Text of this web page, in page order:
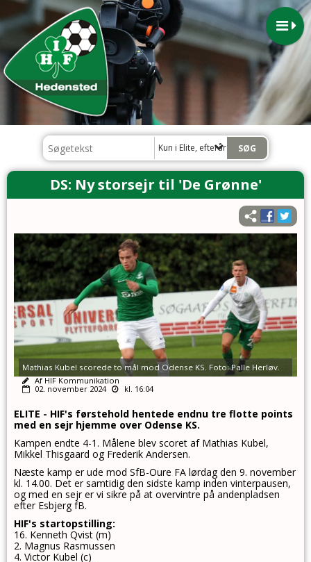
Kun i Elite, efterår 2024
DS: Ny storsejr til 'De Grønne'
Mathias Kubel scorede to mål mod Odense KS. Foto: Palle Herløv.
Af HIF Kommunikation
02. november 2024
kl. 16:04
ELITE - HIF's førstehold hentede endnu tre flotte points
med en sejr hjemme over Odense KS.
Kampen endte 4-1. Målene blev scoret af Mathias Kubel,
Mikkel Thisgaard og Frederik Andersen.
Næste kamp er ude mod SfB-Oure FA lørdag den 9. november
kl. 14.00. Det er samtidig den sidste kamp inden vinterpausen,
og med en sejr er vi sikre på at overvintre på andenpladsen
efter Esbjerg fB.
HIF's startopstilling:
16. Kenneth Qvist (m)
2. Magnus Rasmussen
4. Victor Kubel (c)